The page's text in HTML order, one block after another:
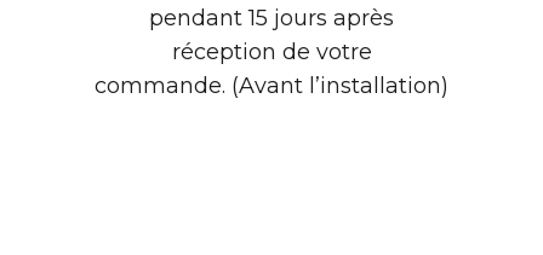
pendant 15 jours après
réception de votre
commande. (Avant l’installation)